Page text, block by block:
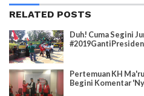
RELATED POSTS
Duh! Cuma Segini
Pertemuan KH
Begini Komentar